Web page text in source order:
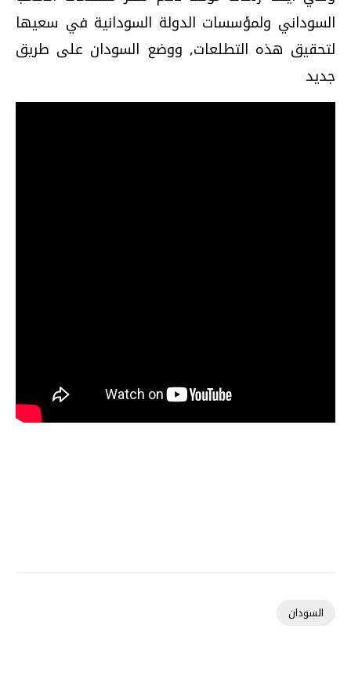
السوداني ولمؤسسات الدولة السودانية في سعيها
لتحقيق هذه التطلعات, ووضع السودان على طريق
جديد
السودان